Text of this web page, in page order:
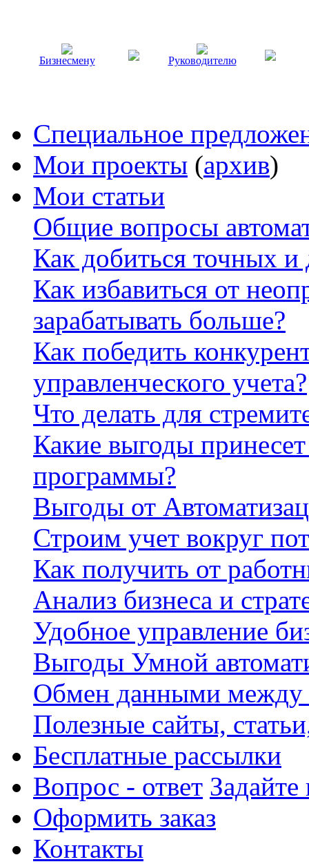
Бизнесмену Руководителю
Специальное
Мои проекты (архив)
Мои статьи
Общие вопросы
Как добиться точных
Как избавиться от
зарабатывать больше?
Как победить
управленческого учета?
Что делать для
Какие выгоды
программы?
Выгоды от
Строим учет вокруг
Как получить от
Анализ бизнеса и
Удобное управление
Выгоды Умной
Обмен данными между
Полезные сайты,
Бесплатные рассылки
Вопрос - ответ
Оформить заказ
Контакты